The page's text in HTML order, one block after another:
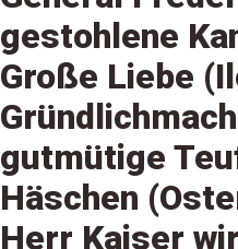
gestohlene
Große Liebe
gutmütige
Häschen
Herr Kaiser